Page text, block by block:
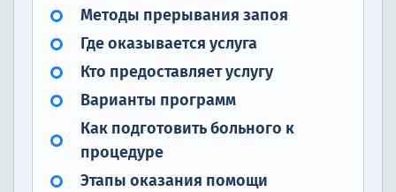
Методы прерывания запоя
Где оказывается услуга
Кто предоставляет услугу
Варианты программ
Как подготовить больного к
процедуре
Этапы оказания помощи